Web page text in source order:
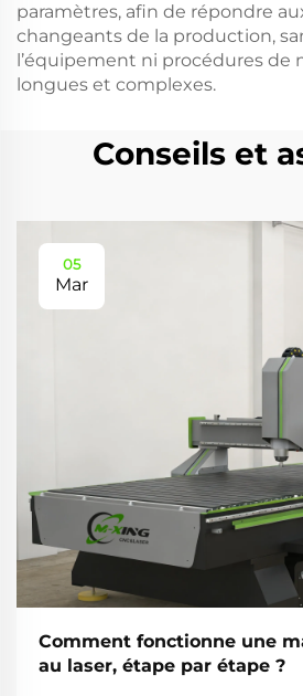
paramètres, afin de répondre
changeants de la production,
l’équipement ni procédures de
longues et complexes.
Conseils et
05
Mar
Comment fonctionne une
au laser, étape par étape ?